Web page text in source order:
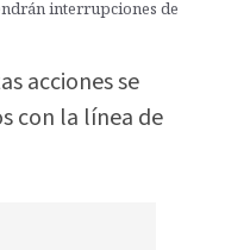
interrupciones de
acciones se
con la línea de